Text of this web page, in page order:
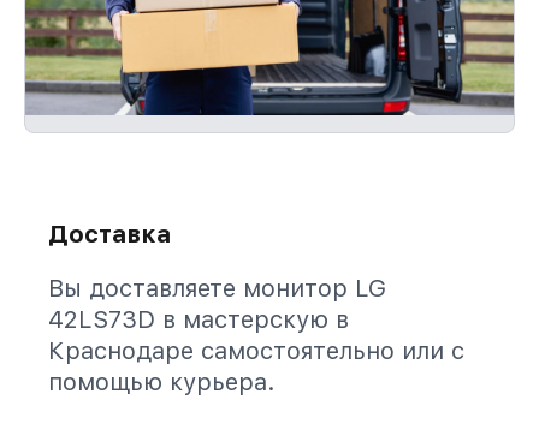
Доставка
Вы доставляете монитор LG
42LS73D в мастерскую в
Краснодаре самостоятельно или с
помощью курьера.